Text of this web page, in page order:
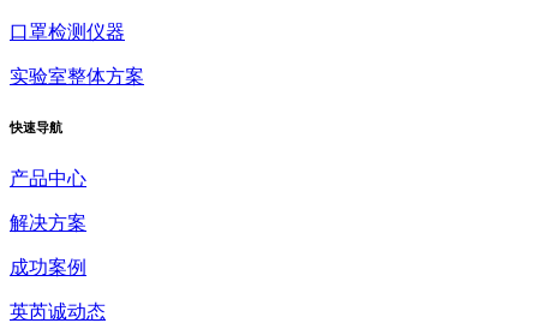
口罩检测仪器
实验室整体方案
快速导航
产品中心
解决方案
成功案例
英芮诚动态